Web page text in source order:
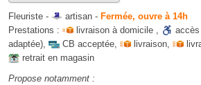
Fleuriste - artisan - Fermée, ouvre à 14h
Prestations :
livraison à domicile , accès
adaptée), CB acceptée, livraison,
retrait en magasin
Propose notamment :